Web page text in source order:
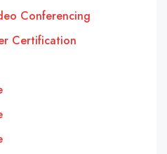
Conferencing
Certification